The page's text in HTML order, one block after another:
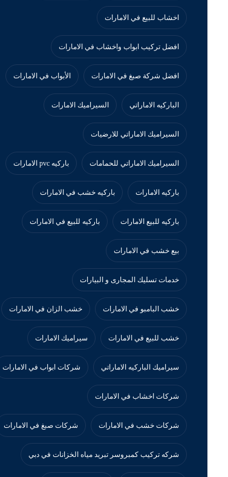
اخشاب للبيع في الامارات
افضل تركيب ابواب واخشاب في الامارات
افضل شركة صبغ في الامارات الأبواب في الامارات
الباركيه الاماراتي السيراميك الامارات
السيراميك الاماراتي للارضيات
السيراميك الاماراتي للحمامات باركيه pvc الامارات
باركيه الامارات باركيه خشب في الامارات
باركيه للبيع الامارات باركيه للبيع في الامارات
بيع خشب في الامارات
خدمات تسليك المجارى و البيارات
خشب البامبو في الامارات خشب الزان في الامارات
خشب للبيع في الامارات سيراميك الامارات
سيراميك الباركيه الاماراتي شركات ابواب في الامارات
شركات اخشاب في الامارات
شركات خشب في الامارات شركات صبغ في الامارات
شركه تركيب كمبروسر تبريد مياه الخزانات في دبي